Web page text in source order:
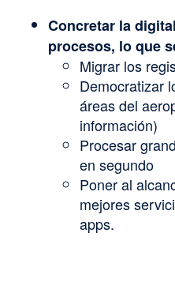
Concretar la
procesos, lo que
Migrar los
Democratizar
áreas del
información)
Procesar
en segundo
Poner al
mejores
apps.